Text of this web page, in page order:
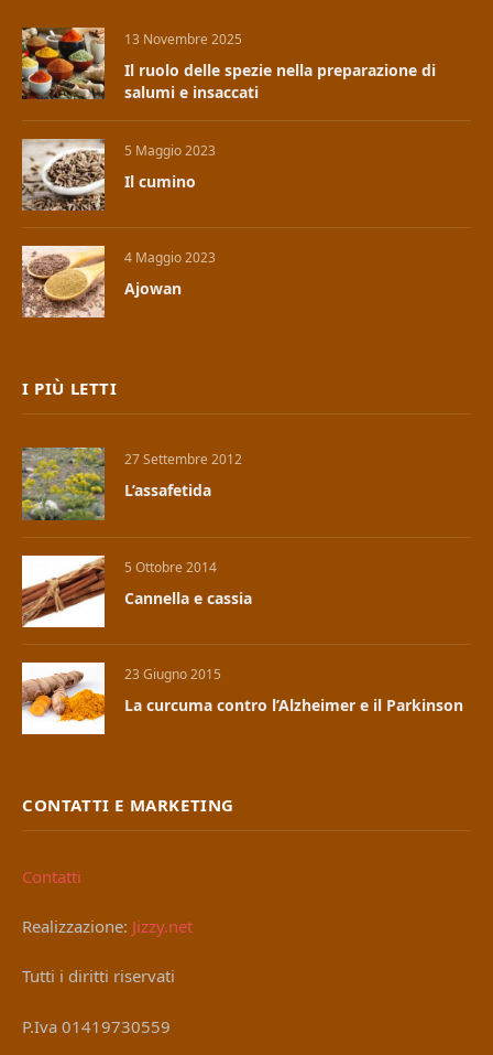
13 Novembre 2025
Il ruolo delle spezie nella preparazione di
salumi e insaccati
5 Maggio 2023
Il cumino
4 Maggio 2023
Ajowan
I PIÙ LETTI
27 Settembre 2012
L’assafetida
5 Ottobre 2014
Cannella e cassia
23 Giugno 2015
La curcuma contro l’Alzheimer e il Parkinson
CONTATTI E MARKETING
Contatti
Realizzazione: Jizzy.net
Tutti i diritti riservati
P.Iva 01419730559